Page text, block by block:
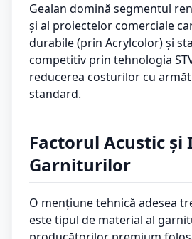
Gealan domină segmentul
și al proiectelor comerciale
durabile (prin Acrylcolor) și
competitiv prin tehnologia
reducerea costurilor cu
standard.
Factorul Acustic
Garniturilor
O mențiune tehnică adesea
este tipul de material al